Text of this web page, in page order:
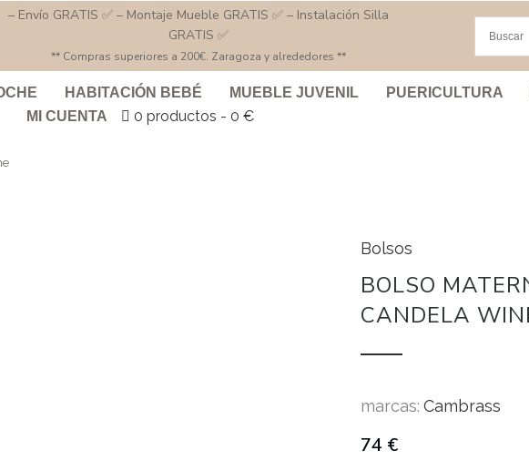
– Envío GRATIS ✅ – Montaje Mueble GRATIS ✅ – Instalación Silla
GRATIS ✅
** Compras superiores a 200€. Zaragoza y alrededores **
HABITACIÓN BEBÉ MUEBLE JUVENIL PUERICULTURA
MI CUENTA
0 productos 0 €
Bolsos
BOLSO
CANDELA
marcas: Cambrass
74 €